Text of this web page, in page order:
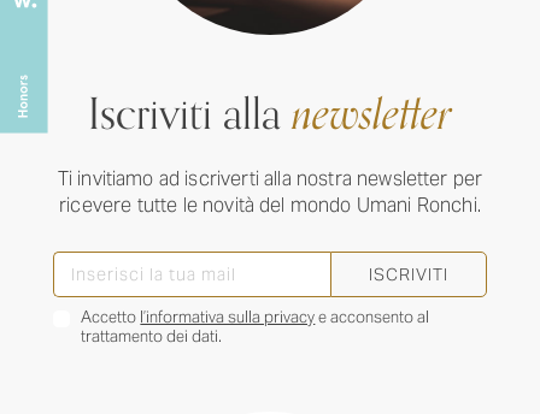
Iscriviti allanewsletter
Ti invitiamo ad iscriverti alla nostra newsletter per
ricevere tutte le novità del mondo Umani Ronchi.
ISCRIVITI
Accetto l’informativa sulla privacye acconsento al
trattamento dei dati.